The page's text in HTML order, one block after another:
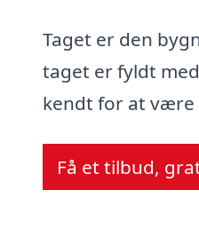
Taget er den
taget er fyldt
kendt for at være
Få et tilbud,